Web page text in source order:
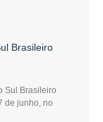
Brasileiro
Sul Brasileiro
de junho, no